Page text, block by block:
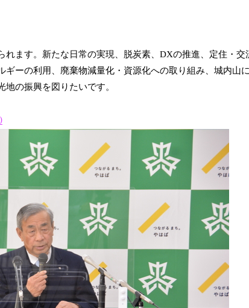
ます。新たな日常の実現、脱炭素、 DXの推進、定住・交
ギーの利用、廃棄物減量化・資源化への取り組み、城内山
の振興を図りたいです。